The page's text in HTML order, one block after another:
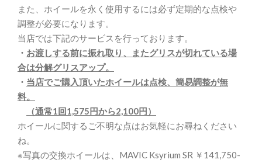
また、ホイールを永く使用するには必ず定期的な点検や
調整が必要になります。
当店では下記のサービスを行っております。
・ お渡しする前に振れ取り、またグリスが切れている場
合は分解グリスアップ。
・ 当店でご購入頂いたホイールは点検、簡易調整が無
料。
（通常1回1,575円から2,100円）
ホイールに関するご不明な点はお気軽にお尋ねください
ね。
※写真の交換ホイールは、MAVIC Ksyrium SR ￥141,750-